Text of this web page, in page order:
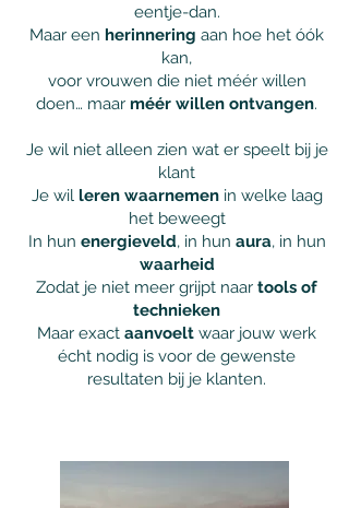
eentje-dan.
Maar een herinnering aan hoe het óók
kan,
voor vrouwen die niet méér willen
doen… maar méér willen ontvangen.
Je wil niet alleen zien wat er speelt bij je
klant
Je wil leren waarnemenin welke laag
het beweegt
In hun energieveld, in hun aura, in hun
waarheid
Zodat je niet meer grijpt naar tools of
technieken
Maar exact aanvoelt waar jouw werk
écht nodig is voor de gewenste
resultaten bij je klanten.